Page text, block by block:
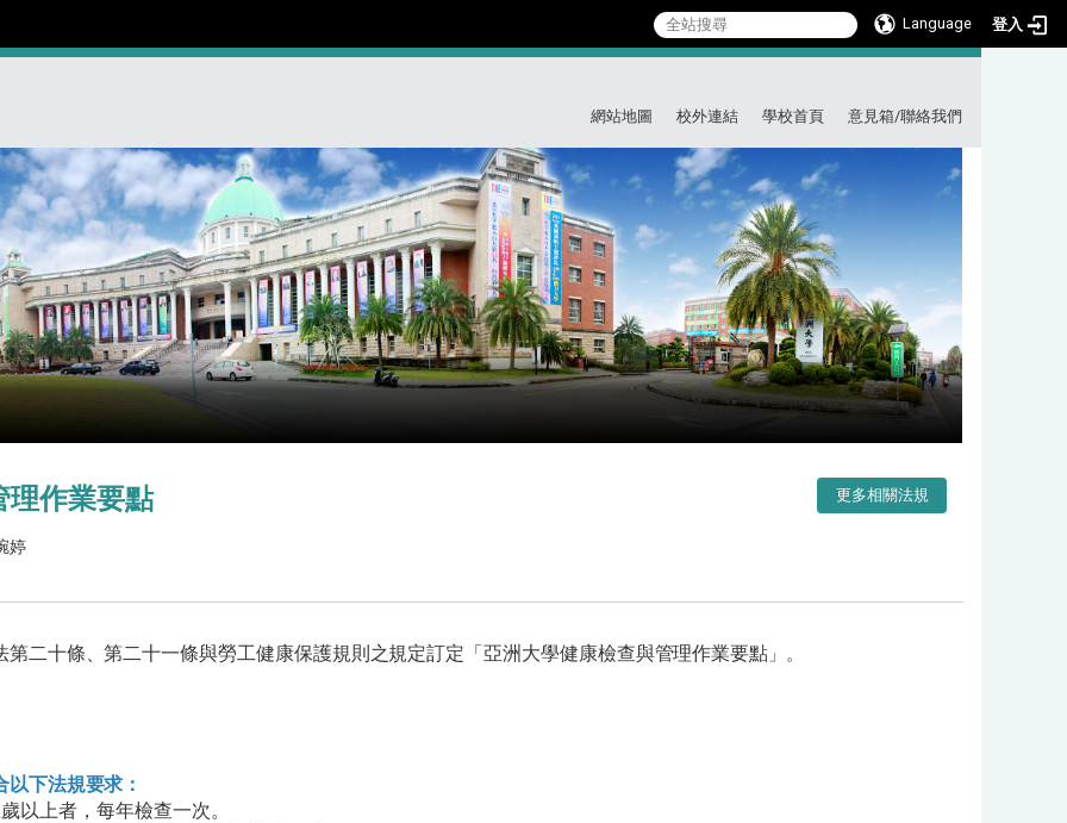
Language 登入
網站地圖
校外連結 學校首頁 意見箱/聯絡我們
理作業要點
婷
二十條、第二十一條與勞工健康保護規則之規定訂定「亞洲大學健康檢查與管理作業要點 」。
下法規要求：
以上者，每年檢查一次。
更多相關法規